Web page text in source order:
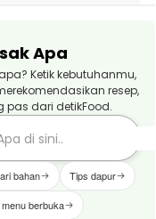
Apa
Ketik kebutuhanmu,
resep,
pas dari detikFood.
bahan Tips dapur
berbuka